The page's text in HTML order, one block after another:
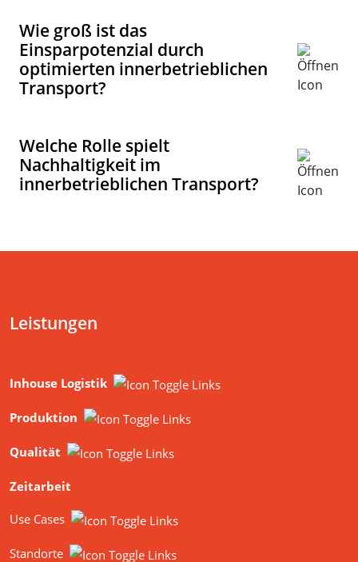
Transport?
Welche Rolle spielt
Nachhaltigkeit im
Inhouse Logistik
Qualität
Zeitarbeit
Use Cases
Standorte